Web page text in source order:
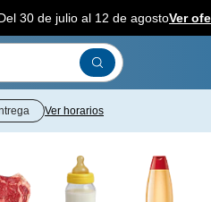
30 de julio al 12 de agostoVer
Ver horarios